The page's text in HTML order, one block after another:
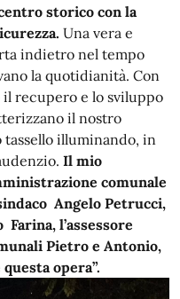
storico con la
Una vera e
indietro nel tempo
la quotidianità. Con
recupero e lo sviluppo
il nostro
illuminando, in
Il mio
comunale
Angelo Petrucci,
l’assessore
Pietro e Antonio,
opera”.